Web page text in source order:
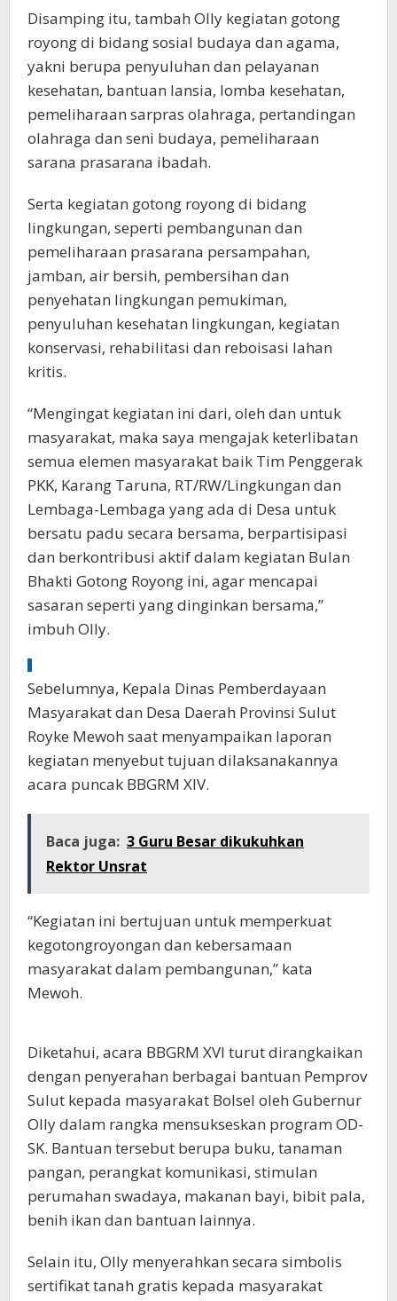
Disamping itu, tambah Olly kegiatan gotong
royong di bidang sosial budaya dan agama,
yakni berupa penyuluhan dan pelayanan
kesehatan, bantuan lansia, lomba kesehatan,
pemeliharaan sarpras olahraga, pertandingan
olahraga dan seni budaya, pemeliharaan
sarana prasarana ibadah.
Serta kegiatan gotong royong di bidang
lingkungan, seperti pembangunan dan
pemeliharaan prasarana persampahan,
jamban, air bersih, pembersihan dan
penyehatan lingkungan pemukiman,
penyuluhan kesehatan lingkungan, kegiatan
konservasi, rehabilitasi dan reboisasi lahan
kritis.
“Mengingat kegiatan ini dari, oleh dan untuk
masyarakat, maka saya mengajak keterlibatan
semua elemen masyarakat baik Tim Penggerak
PKK, Karang Taruna, RT/RW/Lingkungan dan
Lembaga-Lembaga yang ada di Desa untuk
bersatu padu secara bersama, berpartisipasi
dan berkontribusi aktif dalam kegiatan Bulan
Bhakti Gotong Royong ini, agar mencapai
sasaran seperti yang dinginkan bersama,”
imbuh Olly.
Sebelumnya, Kepala Dinas Pemberdayaan
Masyarakat dan Desa Daerah Provinsi Sulut
Royke Mewoh saat menyampaikan laporan
kegiatan menyebut tujuan dilaksanakannya
acara puncak BBGRM XIV.
Baca juga: 3 Guru Besar dikukuhkan
Rektor Unsrat
“Kegiatan ini bertujuan untuk memperkuat
kegotongroyongan dan kebersamaan
masyarakat dalam pembangunan,” kata
Mewoh.
Diketahui, acara BBGRM XVI turut dirangkaikan
dengan penyerahan berbagai bantuan Pemprov
Sulut kepada masyarakat Bolsel oleh Gubernur
Olly dalam rangka mensukseskan program OD-
SK. Bantuan tersebut berupa buku, tanaman
pangan, perangkat komunikasi, stimulan
perumahan swadaya, makanan bayi, bibit pala,
benih ikan dan bantuan lainnya.
Selain itu, Olly menyerahkan secara simbolis
sertifikat tanah gratis kepada masyarakat